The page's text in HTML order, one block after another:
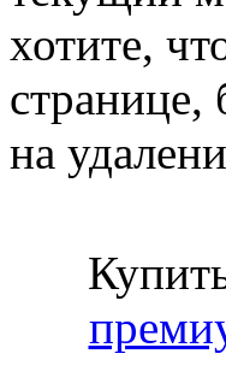
хотите,
странице,
на